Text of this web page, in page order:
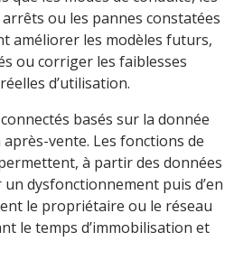
ou les pannes constatées
améliorer les modèles futurs,
ou corriger les faiblesses
d’utilisation.
basés sur la donnée
vente. Les fonctions de
à partir des données
dysfonctionnement puis d’en
le propriétaire ou le réseau
le temps d’immobilisation et